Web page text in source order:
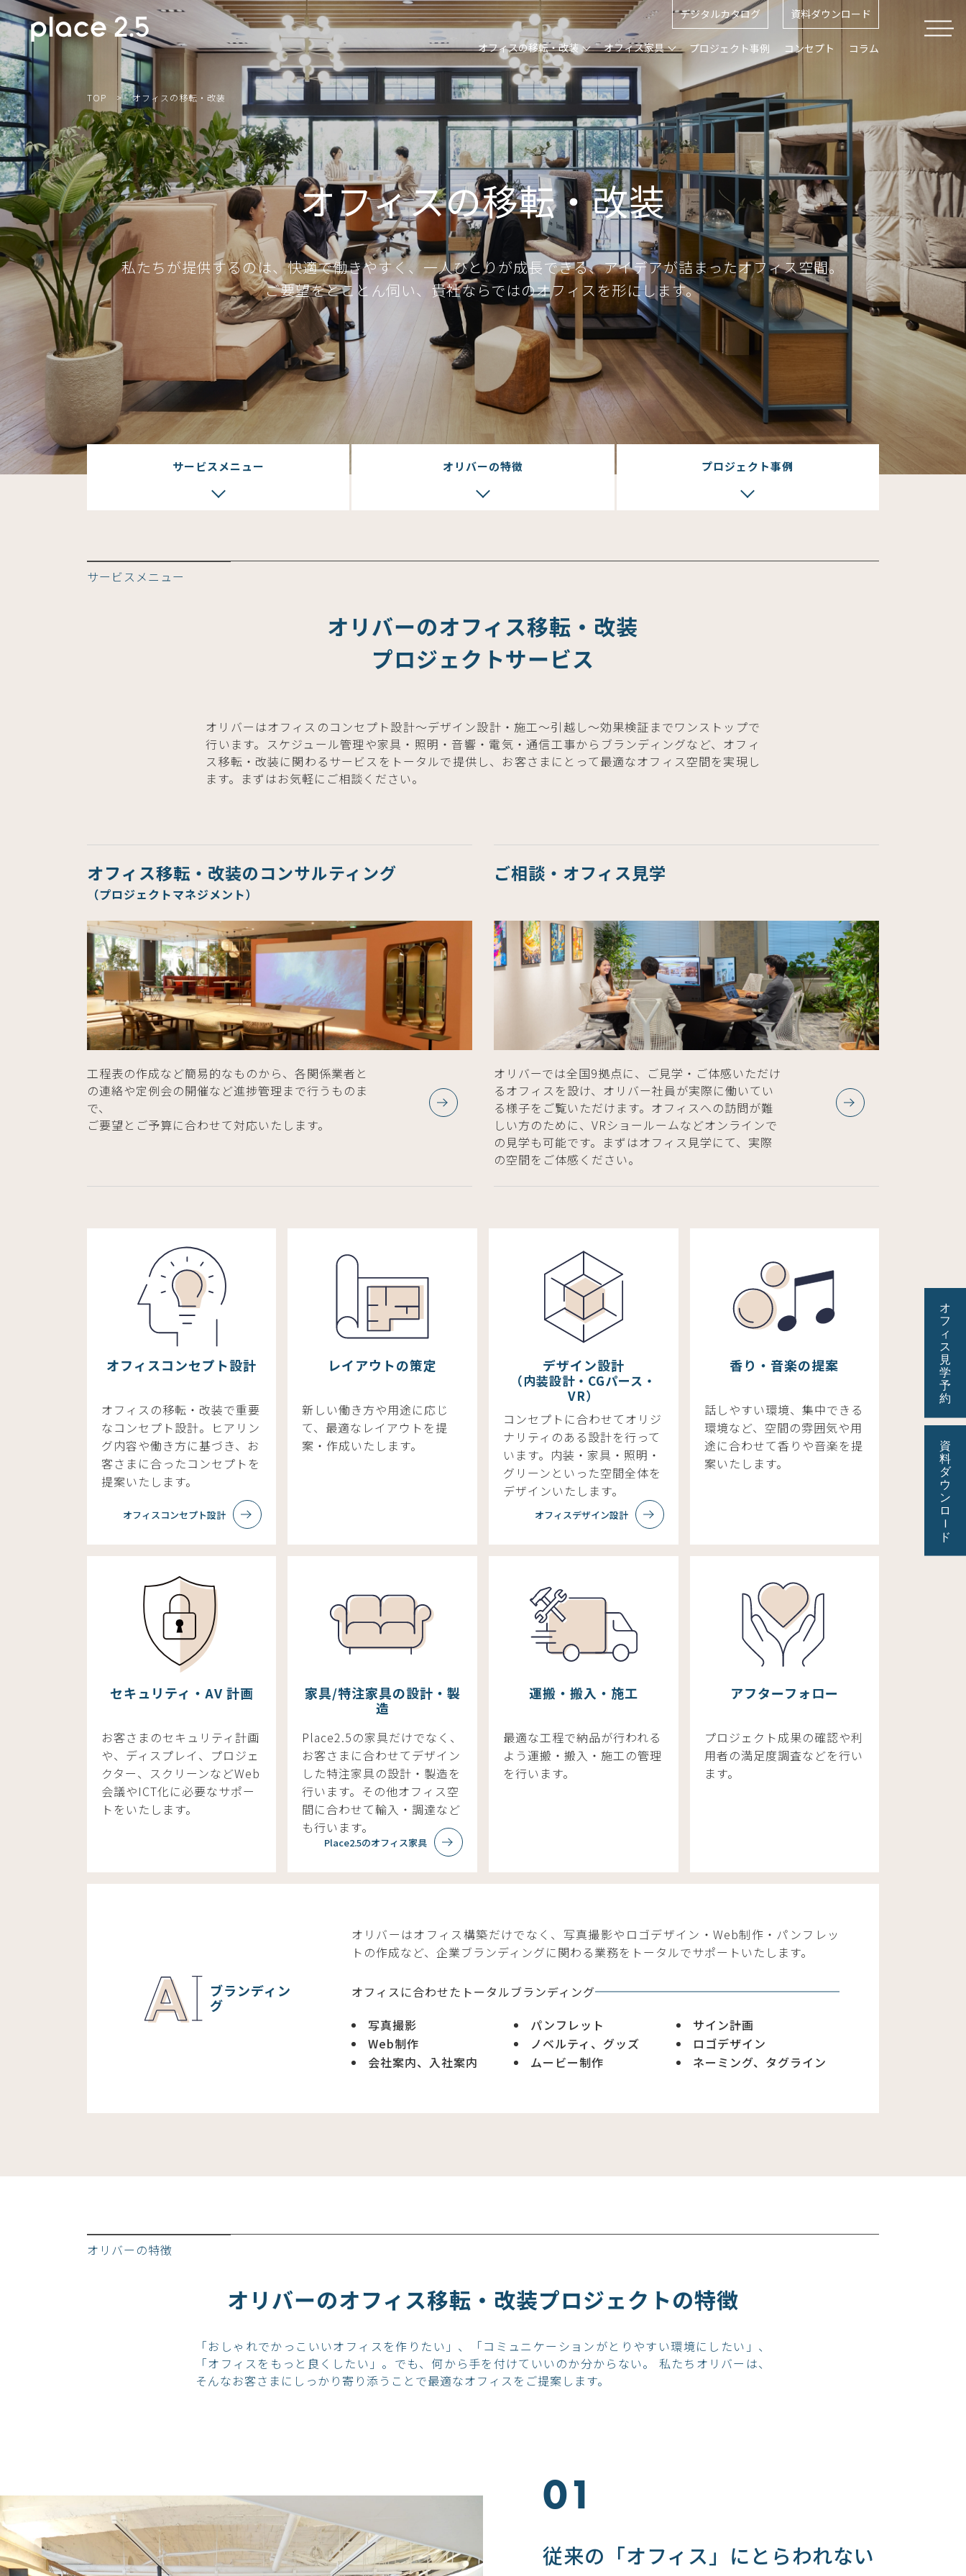
デジタルカタログ 資料ダウンロード
オフィスの移転・改装 オフィス家具 プロジェクト事例 コンセプト コラム
TOP > オフィスの移転・改装
オフィスの移転・改装
私たちが提供するのは、快適で働きやすく、一人ひとりが成長できる、アイデアが詰まったオフィス空間。
ご要望をとことん伺い、貴社ならではのオフィスを形にします。
サービスメニュー オリバーの特徴 プロジェクト事例
サービスメニュー
オリバーのオフィス移転・改装
プロジェクトサービス
オリバーはオフィスのコンセプト設計～デザイン設計・施工～引越し～効果検証までワンストップで
行います。スケジュール管理や家具・照明・音響・電気・通信工事からブランディングなど、オフィ
ス移転・改装に関わるサービスをトータルで提供し、お客さまにとって最適なオフィス空間を実現し
ます。まずはお気軽にご相談ください。
オフィス移転・改装のコンサルティング
（プロジェクトマネジメント）
工程表の作成など簡易的なものから、各関係業者と
の連絡や定例会の開催など進捗管理まで行うものま
で、
ご要望とご予算に合わせて対応いたします。
ご相談・オフィス見学
オリバーでは全国9拠点に、ご見学・ご体感いただけ
るオフィスを設け、オリバー社員が実際に働いてい
る様子をご覧いただけます。オフィスへの訪問が難
しい方のために、VRショールームなどオンラインで
の見学も可能です。まずはオフィス見学にて、実際
の空間をご体感ください。
オフィスコンセプト設計
オフィスの移転・改装で重要
なコンセプト設計。ヒアリン
グ内容や働き方に基づき、お
客さまに合ったコンセプトを
提案いたします。
オフィスコンセプト設計
レイアウトの策定
新しい働き方や用途に応じ
て、最適なレイアウトを提
案・作成いたします。
デザイン設計
（内装設計・CGパース・
VR）
コンセプトに合わせてオリジ
ナリティのある設計を行って
います。内装・家具・照明・
グリーンといった空間全体を
デザインいたします。
オフィスデザイン設計
香り・音楽の提案
話しやすい環境、集中できる
環境など、空間の雰囲気や用
途に合わせて香りや音楽を提
案いたします。
セキュリティ・AV 計画
お客さまのセキュリティ計画
や、ディスプレイ、プロジェ
クター、スクリーンなどWeb
会議やICT化に必要なサポー
トをいたします。
家具/特注家具の設計・製
造
Place2.5の家具だけでなく、
お客さまに合わせてデザイン
した特注家具の設計・製造を
行います。その他オフィス空
間に合わせて輸入・調達など
も行います。
Place2.5のオフィス家具
運搬・搬入・施工
最適な工程で納品が行われる
よう運搬・搬入・施工の管理
を行います。
アフターフォロー
プロジェクト成果の確認や利
用者の満足度調査などを行い
ます。
ブランディン
グ
オリバーはオフィス構築だけでなく、写真撮影やロゴデザイン・Web制作・パンフレッ
トの作成など、企業ブランディングに関わる業務をトータルでサポートいたします。
オフィスに合わせたトータルブランディング
写真撮影
パンフレット
サイン計画
Web制作
ノベルティ、グッズ
ロゴデザイン
会社案内、入社案内
ムービー制作 ネーミング、タグライン
オリバーの特徴
オリバーのオフィス移転・改装プロジェクトの特徴
「おしゃれでかっこいいオフィスを作りたい」、「コミュニケーションがとりやすい環境にしたい」、
「オフィスをもっと良くしたい」。でも、何から手を付けていいのか分からない。 私たちオリバーは、
そんなお客さまにしっかり寄り添うことで最適なオフィスをご提案します。
01
従来の「オフィス」に とらわれない